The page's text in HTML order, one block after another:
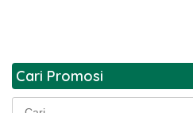
Cari Promosi
Cari